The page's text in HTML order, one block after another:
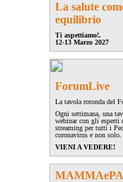
La salute
equilibrio
Ti aspettiamo!.
12-13 Marzo 2027
ForumLive
La tavola rotonda del
Ogni settimana, una
webinar con gli esperti
streaming per tutti i
coronavirus e non solo.
VIENI A VEDERE!